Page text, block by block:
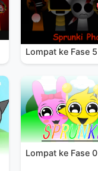
Lompat ke Fase 5
Lompat ke Fase 0